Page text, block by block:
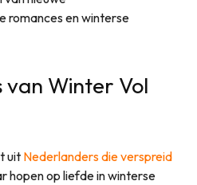
romances en winterse
van Winter Vol
uitNederlanders die verspreid
hopen op liefde in winterse